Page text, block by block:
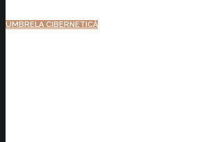
UMBRELA CIBERNETICĂ